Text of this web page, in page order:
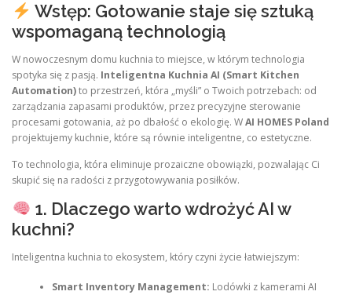
Wstęp: Gotowanie staje się sztuką
wspomaganą technologią
W nowoczesnym domu kuchnia to miejsce, w którym technologia
spotyka się z pasją. Inteligentna Kuchnia AI (Smart Kitchen
Automation)to przestrzeń, która „myśli” o Twoich potrzebach: od
zarządzania zapasami produktów, przez precyzyjne sterowanie
procesami gotowania, aż po dbałość o ekologię. WAI HOMES Poland
projektujemy kuchnie, które są równie inteligentne, co estetyczne.
To technologia, która eliminuje prozaiczne obowiązki, pozwalając Ci
skupić się na radości z przygotowywania posiłków.
1. Dlaczego warto wdrożyć AI w
kuchni?
Inteligentna kuchnia to ekosystem, który czyni życie łatwiejszym:
Smart Inventory Management: Lodówki z kamerami AI